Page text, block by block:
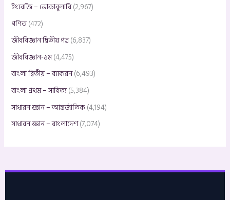
ইংরেজি – ভোকাবুলারি(2,967)
গণিত(472)
জীববিজ্ঞান দ্বিতীয় পত্র(6,837)
জীববিজ্ঞান-১ম(4,475)
বাংলা দ্বিতীয় – ব্যাকরন(6,493)
বাংলা প্রথম – সাহিত্য(5,384)
সাধারন জ্ঞান – আন্তর্জাতিক(4,194)
সাধারন জ্ঞান – বাংলাদেশ(7,074)